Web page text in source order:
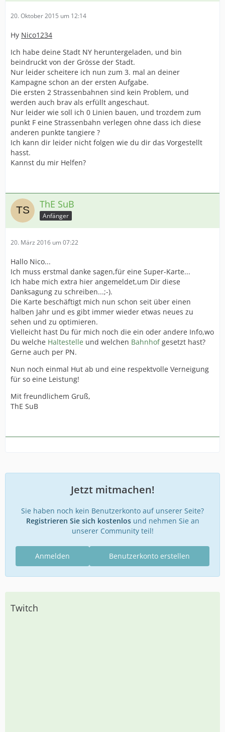
20. Oktober 2015 um 12:14
Hy Nico1234
Ich habe deine Stadt NY heruntergeladen, und bin
beindruckt von der Grösse der Stadt.
Nur leider scheitere ich nun zum 3. mal an deiner
Kampagne schon an der ersten Aufgabe.
Die ersten 2 Strassenbahnen sind kein Problem, und
werden auch brav als erfüllt angeschaut.
Nur leider wie soll ich 0 Linien bauen, und trozdem zum
punkt F eine Strassenbahn verlegen ohne dass ich diese
anderen punkte tangiere ?
Ich kann dir leider nicht folgen wie du dir das Vorgestellt
hasst.
Kannst du mir Helfen?
ThE SuB
Anfänger
20. März 2016 um 07:22
Hallo Nico...
Ich muss erstmal danke sagen,für eine Super-Karte...
Ich habe mich extra hier angemeldet,um Dir diese
Danksagung zu schreiben...;-).
Die Karte beschäftigt mich nun schon seit über einen
halben Jahr und es gibt immer wieder etwas neues zu
sehen und zu optimieren.
Vielleicht hast Du für mich noch die ein oder andere Info,wo
Du welche Haltestelle und welchen Bahnhofgesetzt hast?
Gerne auch per PN.
Nun noch einmal Hut ab und eine respektvolle Verneigung
für so eine Leistung!
Mit freundlichem Gruß,
ThE SuB
Jetzt mitmachen!
Sie haben noch kein Benutzerkonto auf unserer Seite?
Registrieren Sie sich kostenlosund nehmen Sie an
unserer Community teil!
Benutzerkonto erstellen
Anmelden
Twitch